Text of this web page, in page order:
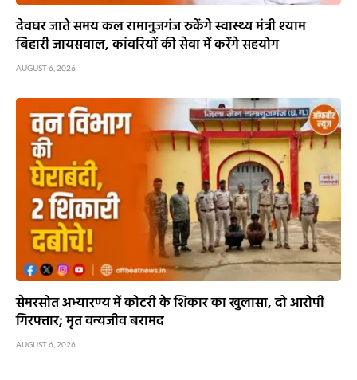
देवघर जाते समय कल रामानुजगंज रुकेंगे स्वास्थ्य मंत्री श्याम
बिहारी जायसवाल, कांवरियों की सेवा में करेंगे सहयोग
AUGUST 6, 2026
सेमरसोत अभ्यारण्य में कोटरी के शिकार का खुलासा, दो आरोपी
गिरफ्तार; मृत वन्यजीव बरामद
AUGUST 6, 2026